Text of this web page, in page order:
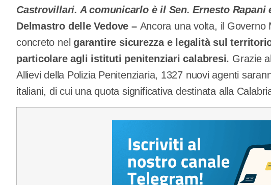
Castrovillari. A comunicarlo è il Sen. Ernesto
Delmastro delle Vedove – Ancora una volta, il Governo
concreto nelgarantire sicurezza e legalità sul
particolare agli istituti penitenziari calabresi. Grazie
Allievi della Polizia Penitenziaria, 1327 nuovi agenti
italiani, di cui una quota significativa destinata alla